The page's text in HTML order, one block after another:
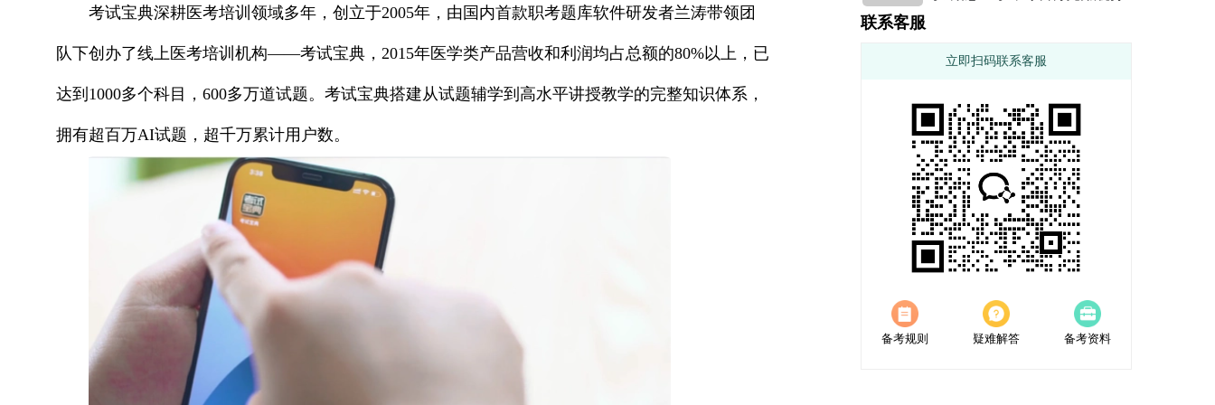
考试宝典深耕医考培训领域多年，创立于2005年，由国内首款职考题库软件研发者兰涛带领团
队下创办了线上医考培训机构——考试宝典，2015年医学类产品营收和利润均占总额的80%以上，已
达到1000多个科目，600多万道试题。考试宝典搭建从试题辅学到高水平讲授教学的完整知识体系，
拥有超百万AI试题，超千万累计用户数。
联系客服
立即扫码联系客服
备考规则 疑难解答 备考资料